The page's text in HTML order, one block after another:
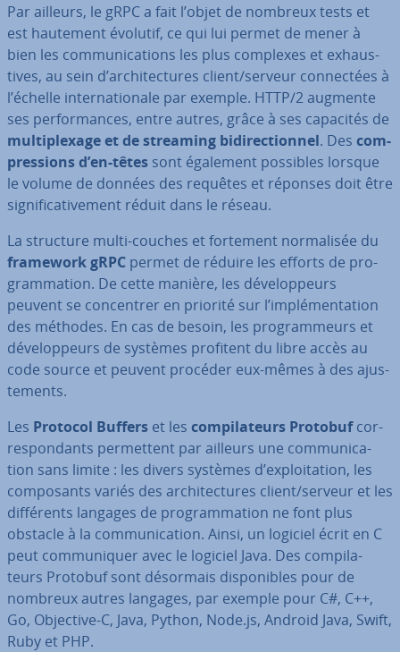
Par ailleurs, le gRPC a fait l’objet de nombreux tests et
est hautement évolutif, ce qui lui permet de mener à
bien les com­mu­ni­ca­tions les plus complexes et ex­haus­
tives, au sein d’ar­chi­tec­tures client/serveur con­nec­tées à
l’échelle in­ter­na­tio­nale par exemple. HTTP/2 augmente
ses per­for­mances, entre autres, grâce à ses capacités de
mul­ti­plexage et de streaming bi­di­rec­tion­nel. Des com­
pres­sions d’en-têtes sont également possibles lorsque
le volume de données des requêtes et réponses doit être
sig­ni­fi­ca­ti­ve­ment réduit dans le réseau.
La structure multi-couches et fortement nor­ma­li­sée du
framework gRPC permet de réduire les efforts de pro­
gram­ma­tion. De cette manière, les dé­ve­lop­peurs
peuvent se con­cen­trer en priorité sur l’im­plé­men­ta­tion
des méthodes. En cas de besoin, les pro­gram­meurs et
dé­ve­lop­peurs de systèmes profitent du libre accès au
code source et peuvent procéder eux-mêmes à des ajus­
te­ments.
Les Protocol Buffers et les com­pi­la­teurs Protobufcor­
res­pon­dants per­met­tent par ailleurs une com­mu­ni­ca­
tion sans limite : les divers systèmes d’ex­ploi­ta­tion, les
com­po­sants variés des ar­chi­tec­tures client/serveur et les
dif­fé­rents langages de pro­gram­ma­tion ne font plus
obstacle à la com­mu­ni­ca­tion. Ainsi, un logiciel écrit en C
peut com­mu­ni­quer avec le logiciel Java. Des com­pi­la­
teurs Protobuf sont désormais dis­po­nibles pour de
nombreux autres langages, par exemple pour C#, C++,
Go, Objective-C, Java, Python, Node.js, Android Java, Swift,
Ruby et PHP.